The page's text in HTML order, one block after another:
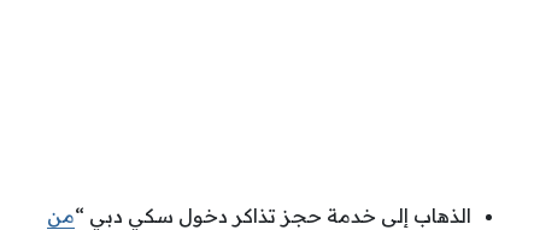
الذهاب إلى خدمة حجز تذاكر دخول سكي دبي “من